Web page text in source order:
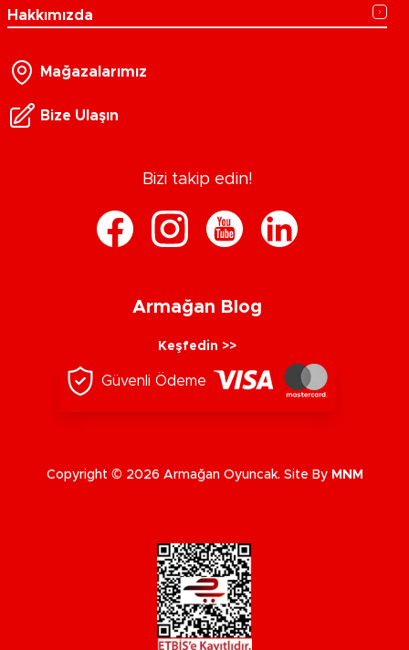
Hakkımızda
Mağazalarımız
Bize Ulaşın
Bizi takip edin!
Armağan Blog
Keşfedin >>
Güvenli Ödeme
Copyright © 2026 Armağan Oyuncak. Site By MNM